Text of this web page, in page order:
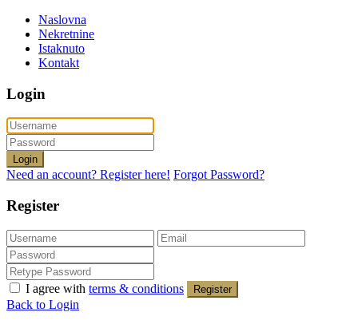
Naslovna
Nekretnine
Istaknuto
Kontakt
Login
Login
Need an account? Register here! Forgot Password?
Register
I agree with terms & conditions Register
Back to Login